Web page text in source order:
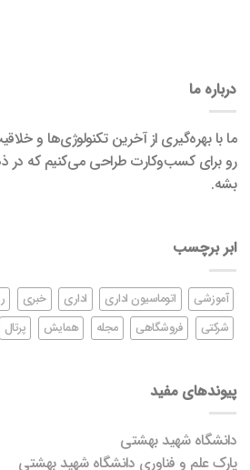
درباره ما
ما با بهره‌گیری از آخرین تکنولوژی‌ها و
رو برای کسب‌وکارت طراحی می‌کنیم که در
بشه.
ابر برچسب
آموزشی اتوماسیون اداری اداری خبری
شرکتی
فروشگاهی مجله همایش پرتال
پیوندهای مفید
دانشگاه شهید بهشتی
پارک علم و فناوری دانشگاه شهید بهشتی